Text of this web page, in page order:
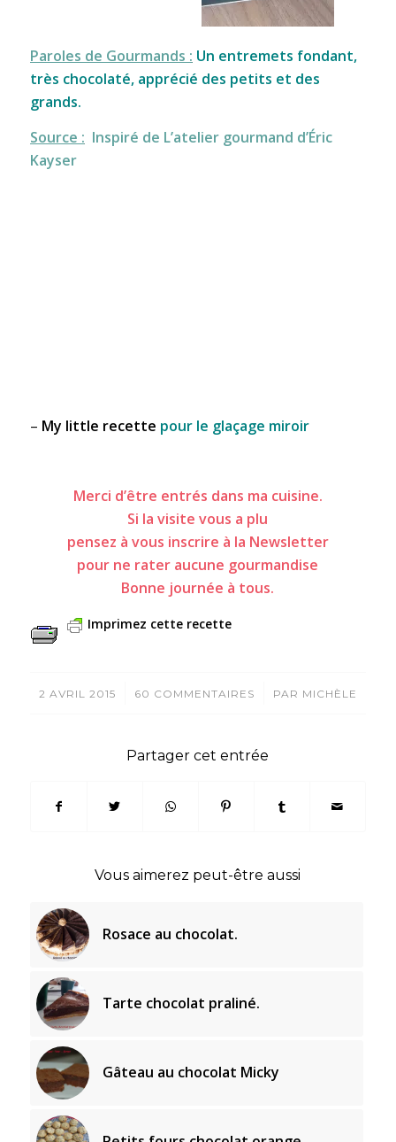
Paroles de Gourmands : Un entremets fondant,
très chocolaté, apprécié des petits et des
grands.
Source : Inspiré de L’atelier gourmand d’Éric
Kayser
– My little recette pour le glaçage miroir
Merci d’être entrés dans ma cuisine.
Si la visite vous a plu
pensez à vous inscrire à la Newsletter
pour ne rater aucune gourmandise
Bonne journée à tous.
Imprimez cette recette
2 AVRIL 2015
/ 60 COMMENTAIRES
/ PAR MICHÈLE
Partager cet entrée
Vous aimerez peut-être aussi
Rosace au chocolat.
Tarte chocolat praliné.
Gâteau au chocolat Micky